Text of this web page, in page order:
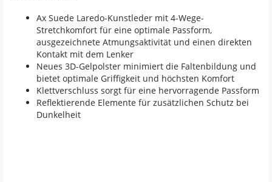
Ax Suede Laredo-Kunstleder mit 4-Wege-
Stretchkomfort für eine optimale Passform,
ausgezeichnete Atmungsaktivität und einen direkten
Kontakt mit dem Lenker
Neues 3D-Gelpolster minimiert die Faltenbildung und
bietet optimale Griffigkeit und höchsten Komfort
Klettverschluss sorgt für eine hervorragende Passform
Reflektierende Elemente für zusätzlichen Schutz bei
Dunkelheit